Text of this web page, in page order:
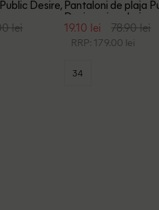
Desire,
lei
Pantaloni de plaja
Desire, mix culori
19.10 lei 78.90 lei
RRP: 179.00 lei
34